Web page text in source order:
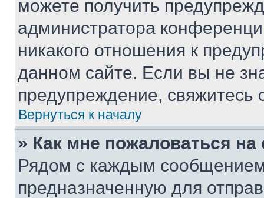
можете получить
администратора
никакого отношения к
данном сайте. Если вы не
предупреждение,
Вернуться к началу
» Как мне пожаловаться
Рядом с каждым сообщением
предназначенную для